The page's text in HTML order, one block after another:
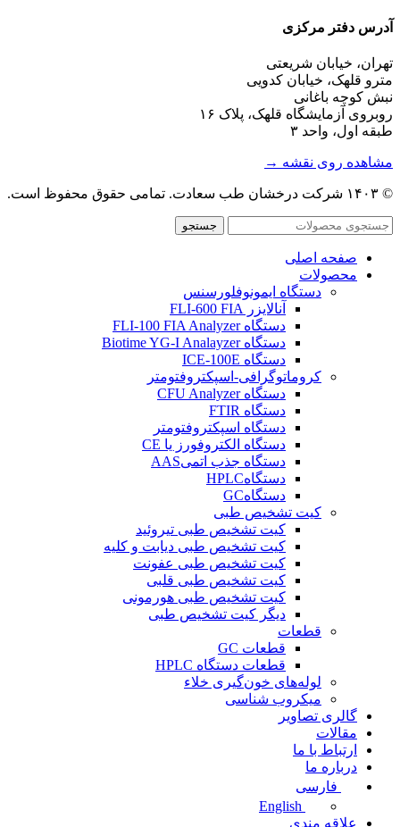
آدرس دفتر مرکزی
تهران، خیابان شریعتی
مترو قلهک، خیابان کدویی
نبش کوچه باغانی
روبروی آزمایشگاه قلهک، پلاک ۱۶
طبقه اول، واحد ۳
مشاهده روی نقشه →
© ۱۴۰۳ شرکت درخشان طب سعادت. تمامی حقوق محفوظ است.
جستجو
صفحه اصلی
محصولات
دستگاه ایمونوفلورسنس
آنالایزر FLI-600 FIA
دستگاه FLI-100 FIA Analyzer
دستگاه Biotime YG-I Analayzer
دستگاه ICE-100E
کروماتوگرافی-اسپکتروفتومتر
دستگاه CFU Analyzer
دستگاه FTIR
دستگاه اسپکتروفتومتر
دستگاه الکتروفورز یا CE
دستگاه جذب اتمیAAS
دستگاهHPLC
دستگاهGC
کیت تشخیص طبی
کیت تشخیص طبی تيروئيد
کیت تشخیص طبی دیابت و کلیه
کیت تشخیص طبی عفونت
کیت تشخیص طبی قلبی
کیت تشخیص طبی هورمونی
دیگر کیت تشخیص طبی
قطعات
قطعات GC
قطعات دستگاه HPLC
لوله‌های خون‌گیری خلاء
میکروب شناسی
گالری تصاویر
مقالات
ارتباط با ما
درباره ما
فارسی
English
علاقه مندی